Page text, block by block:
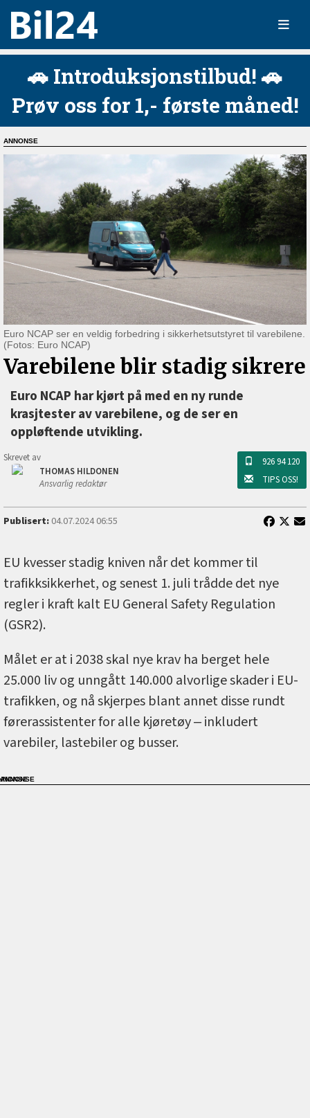
🚗 Introduksjonstilbud! 🚗
Prøv oss for 1,- første måned!
Euro NCAP ser en veldig forbedring i sikkerhetsutstyret til varebilene.
(Fotos: Euro NCAP)
Varebilene blir stadig sikrere
Euro NCAP har kjørt på med en ny runde
krasjtester av varebilene, og de ser en
oppløftende utvikling.
Skrevet av
THOMAS HILDONEN
Ansvarlig redaktør
926 94 120
TIPS OSS!
Publisert:04.07.2024 06:55
EU kvesser stadig kniven når det kommer til
trafikksikkerhet, og senest 1. juli trådde det nye
regler i kraft kalt EU General Safety Regulation
(GSR2).
Målet er at i 2038 skal nye krav ha berget hele
25.000 liv og unngått 140.000 alvorlige skader i EU-
trafikken, og nå skjerpes blant annet disse rundt
førerassistenter for alle kjøretøy ‒ inkludert
varebiler, lastebiler og busser.